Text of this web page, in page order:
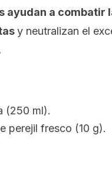
ayudan a combatir
y neutralizan el
(250 ml).
perejil fresco (10 g).